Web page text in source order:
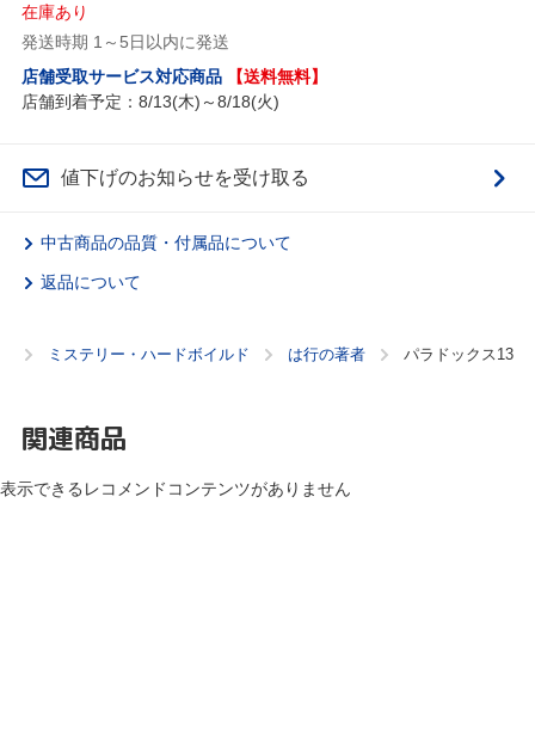
在庫あり
発送時期 1～5日以内に発送
店舗受取サービス対応商品
【送料無料】
店舗到着予定：8/13(木)～8/18(火)
値下げのお知らせを受け取る
中古商品の品質・付属品について
返品について
ミステリー・ハードボイルド は行の著者 パラドックス13
関連商品
表示できるレコメンドコンテンツがありません